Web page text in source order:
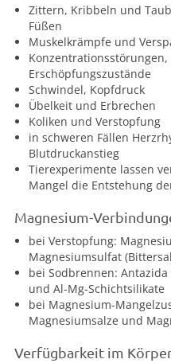
Zittern, Kribbeln und
Füßen
Muskelkrämpfe und
Erschöpfungszustände
Schwindel, Kopfdruck
Übelkeit und Erbrechen
Koliken und Verstopfung
in schweren Fällen
Blutdruckanstieg
Tierexperimente lassen
Mangel die Entstehung
Magnesium-
bei Verstopfung:
Magnesiumsulfat
bei Sodbrennen:
und Al-Mg-Schichtsilikate
bei Magnesium-
Magnesiumsalze und
Verfügbarkeit im